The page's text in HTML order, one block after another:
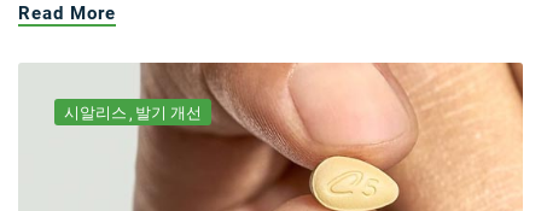
Read More
시알리스 발기 개선